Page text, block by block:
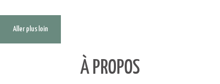
Aller plus loin
À PROPOS